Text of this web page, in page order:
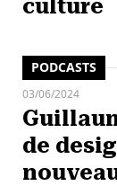
culture
PODCASTS
03/06/2024
de